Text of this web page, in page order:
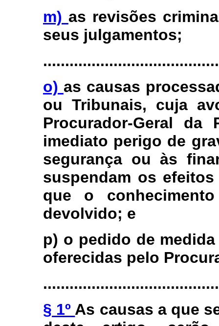
m) as revisões
seus julgamentos;
o) as causas
ou Tribunais, cuja
Procurador-Geral da
imediato perigo de
segurança ou às
suspendam os
que o
devolvido; e
p) o pedido de
oferecidas pelo
§ 1º As causas a que